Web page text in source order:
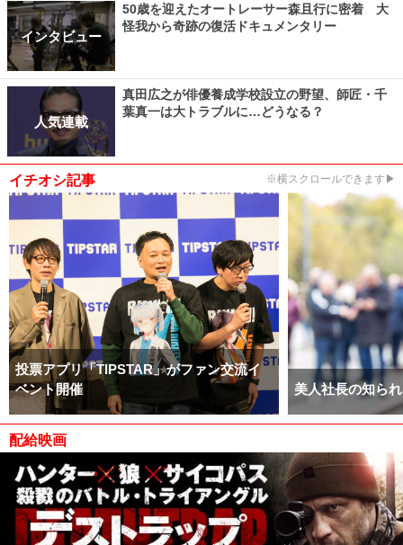
インタビュー
50歳を迎えたオートレーサー森且行に密着 大
怪我から奇跡の復活ドキュメンタリー
人気連載
真田広之が俳優養成学校設立の野望、師匠・千
葉真一は大トラブルに…どうなる？
イチオシ記事 ※横スクロールできます▶
投票アプリ「TIPSTAR」がファン交流イ
ベント開催
美人社長の知ら
配給映画